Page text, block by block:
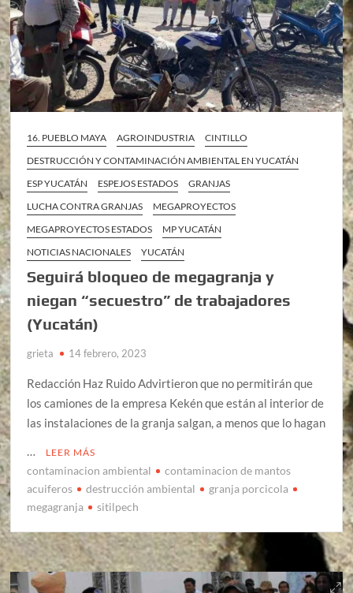
16. PUEBLO MAYA AGROINDUSTRIA
CINTILLO
DESTRUCCIÓN Y CONTAMINACIÓN AMBIENTAL EN YUCATÁN
ESP YUCATÁN
ESPEJOS ESTADOS
GRANJAS
LUCHA CONTRA GRANJAS
MEGAPROYECTOS
MEGAPROYECTOS ESTADOS
MP YUCATÁN
NOTICIAS NACIONALES
YUCATÁN
Seguirá bloqueo de megagranja y
niegan “secuestro” de trabajadores
(Yucatán)
grieta 14 febrero, 2023
Redacción Haz Ruido Advirtieron que no permitirán que
los camiones de la empresa Kekén que están al interior de
las instalaciones de la granja salgan, a menos que lo hagan
LEER MÁS
contaminacion ambiental
contaminacion de mantos
acuiferos
destrucción ambiental
granja porcicola
megagranja
sitilpech